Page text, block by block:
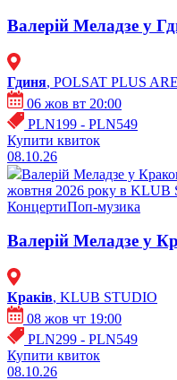
Валерій Меладзе у
Гдиня, POLSAT PLUS
06 жов вт 20:00
PLN199 - PLN549
Купити квиток
08.10.26
Валерій Меладзе у
жовтня 2026 року в KLUB
КонцертиПоп-музика
Валерій Меладзе у
Краків, KLUB STUDIO
08 жов чт 19:00
PLN299 - PLN549
Купити квиток
08.10.26